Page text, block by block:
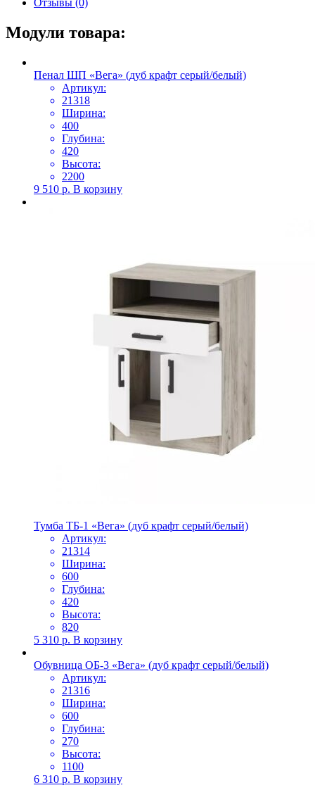
Отзывы (0)
Модули товара:
Пенал ШП «Вега» (дуб крафт серый/белый)
Артикул:
21318
Ширина:
400
Глубина:
420
Высота:
2200
9 510 р. В корзину
Тумба ТБ-1 «Вега» (дуб крафт серый/белый)
Артикул:
21314
Ширина:
600
Глубина:
420
Высота:
820
5 310 р. В корзину
Обувница ОБ-3 «Вега» (дуб крафт серый/белый)
Артикул:
21316
Ширина:
600
Глубина:
270
Высота:
1100
6 310 р. В корзину